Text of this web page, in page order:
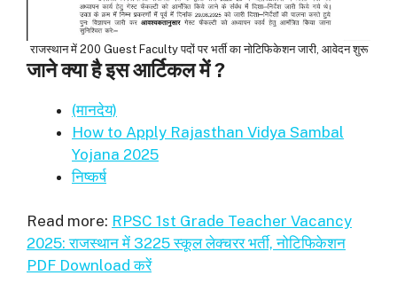
राजस्थान में 200 Guest Faculty पदों पर भर्ती का नोटिफिकेशन जारी, आवेदन शुरू
जाने क्या है इस आर्टिकल में ?
(मानदेय)
How to Apply Rajasthan Vidya Sambal
Yojana 2025
निष्कर्ष
Read more: RPSC 1st Grade Teacher Vacancy
2025: राजस्थान में 3225 स्कूल लेक्चरर भर्ती, नोटिफिकेशन
PDF Download करें